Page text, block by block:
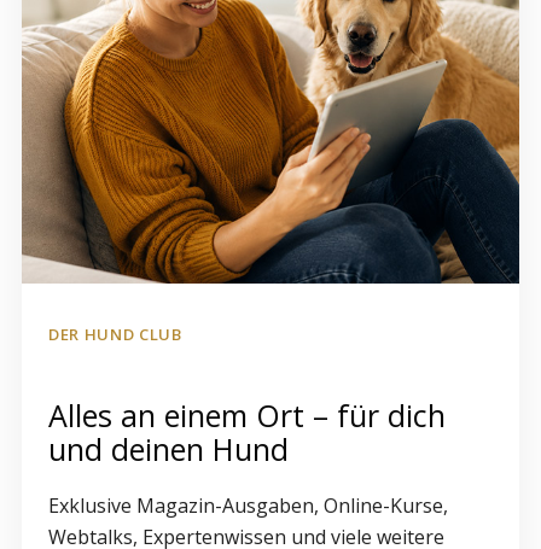
DER HUND CLUB
Alles an einem Ort – für dich
und deinen Hund
Exklusive Magazin-Ausgaben, Online-Kurse,
Webtalks, Expertenwissen und viele weitere